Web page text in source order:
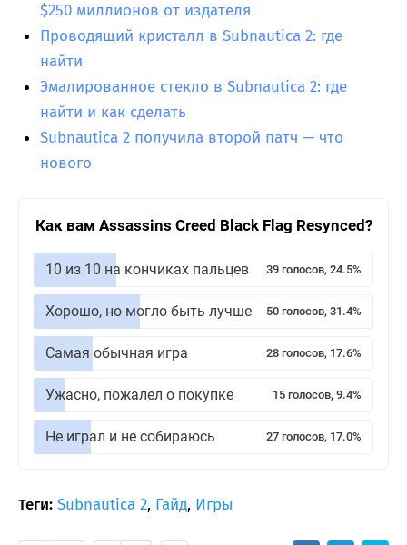
$250 миллионов от издателя
Проводящий кристалл в Subnautica 2: где
найти
Эмалированное стекло в Subnautica 2: где
найти и как сделать
Subnautica 2 получила второй патч — что
нового
Как вам Assassins Creed Black Flag Resynced?
10 из 10 на кончиках пальцев 39 голосов, 24.5%
Хорошо, но могло быть лучше 50 голосов, 31.4%
Самая обычная игра 28 голосов, 17.6%
Ужасно, пожалел о покупке 15 голосов, 9.4%
Не играл и не собираюсь 27 голосов, 17.0%
Теги: Subnautica 2, Гайд, Игры